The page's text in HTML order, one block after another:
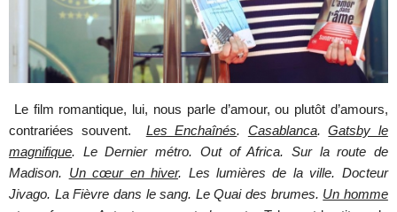
Le film romantique, lui, nous parle d’amour, ou plutôt d’amours,
contrariées souvent. Les Enchaînés. Casablanca.Gatsby le
magnifique. Le Dernier métro. Out of Africa. Sur la route de
Madison. Un cœur en hiver. Les lumières de la ville. Docteur
Jivago. La Fièvre dans le sang. Le Quai des brumes. Un homme